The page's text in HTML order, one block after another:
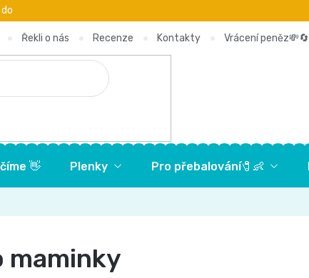
Řekli o nás Recenze Kontakty Vrácení peněz💸🔄
👋 Plenky Pro přebalování🧷👶
maminky